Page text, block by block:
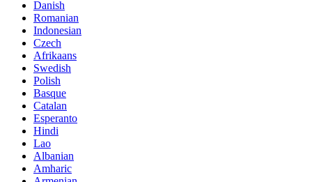
Danish
Romanian
Indonesian
Czech
Afrikaans
Swedish
Polish
Basque
Catalan
Esperanto
Hindi
Lao
Albanian
Amharic